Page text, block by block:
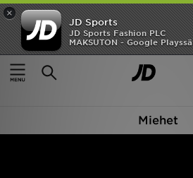
×
JD Sports
JD Sports Fashion PLC
MAKSUTON - Google Playssä
Etusivu
Miehet
3092 tuotetta
Miehet
Etusivu
Ale